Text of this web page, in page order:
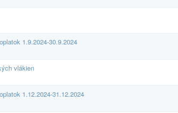
1.9.2024-30.9.2024
vlákien
1.12.2024-31.12.2024